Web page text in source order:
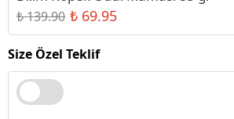
₺ 139.90 ₺ 69.95
Size Özel Teklif